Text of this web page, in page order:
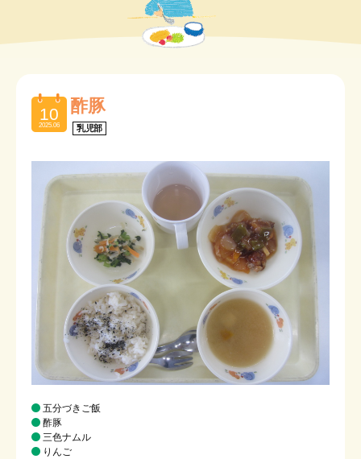
子育て支援
採用情報
交通アクセス
在園児の保護者専用ページ
お問い合わせ
メニューを閉じる
10
2025.06
酢豚
乳児部
五分づきご飯
酢豚
三色ナムル
りんご